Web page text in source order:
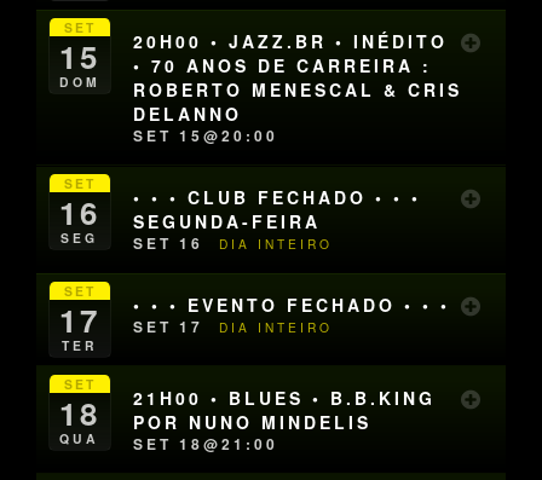
SET
15
DOM
20H00 • JAZZ.BR • INÉDITO
• 70 ANOS DE CARREIRA :
ROBERTO MENESCAL & CRIS
DELANNO
SET 15@20:00
SET
16
SEG
• • • CLUB FECHADO • • •
SEGUNDA-FEIRA
SET 16 DIA INTEIRO
SET
17
TER
• • • EVENTO FECHADO • • •
SET 17 DIA INTEIRO
SET
18
QUA
21H00 • BLUES • B.B.KING
POR NUNO MINDELIS
SET 18@21:00